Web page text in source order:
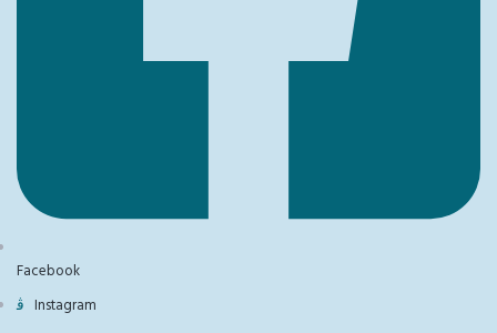
Facebook
Instagram